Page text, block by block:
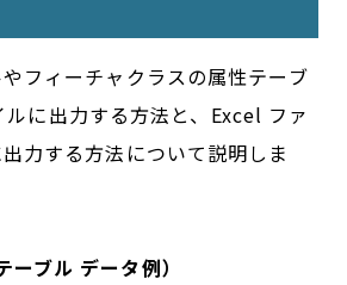
フィーチャクラスの属性テーブ
に出力する方法と、Excel ファ
力する方法について説明しま
ブル データ例）